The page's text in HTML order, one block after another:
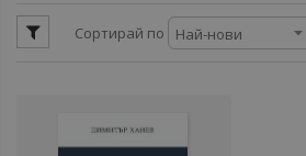
Сортирай по